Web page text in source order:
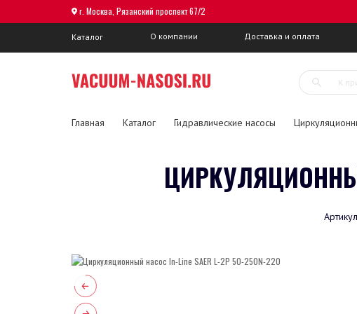
г. Москва, Рязанский проспект 67/2
Каталог О компании Доставка и оплата
Главная Каталог Гидравлические насосы